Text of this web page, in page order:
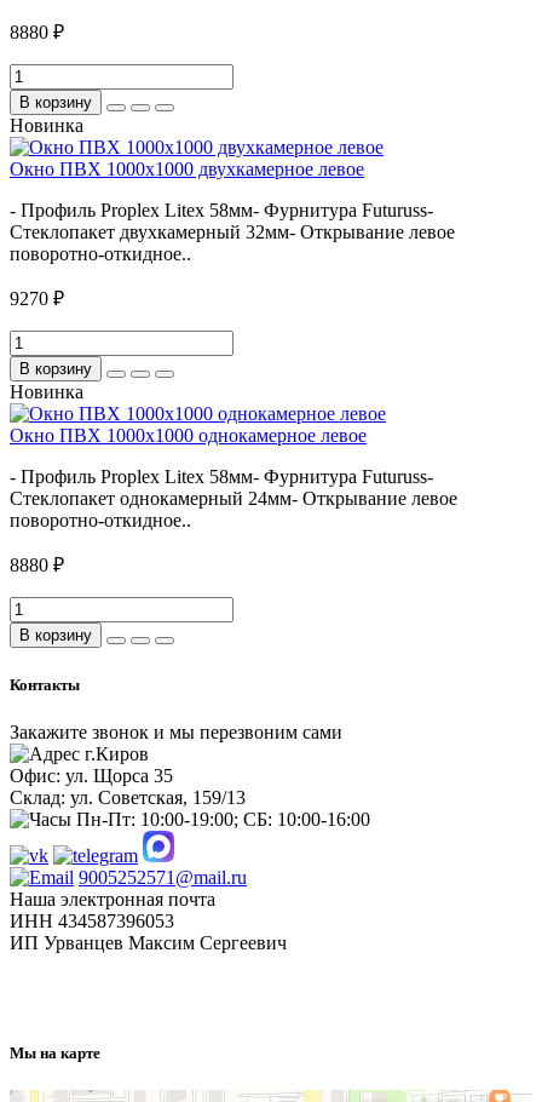
8880 ₽
В корзину
Новинка
Окно ПВХ 1000х1000 двухкамерное левое
- Профиль Proplex Litex 58мм- Фурнитура Futuruss-
Стеклопакет двухкамерный 32мм- Открывание левое
поворотно-откидное..
9270 ₽
В корзину
Новинка
Окно ПВХ 1000х1000 однокамерное левое
- Профиль Proplex Litex 58мм- Фурнитура Futuruss-
Стеклопакет однокамерный 24мм- Открывание левое
поворотно-откидное..
8880 ₽
В корзину
Контакты
Закажите звонок и мы перезвоним сами
г.Киров
Офис: ул. Щорса 35
Склад: ул. Советская, 159/13
Пн-Пт: 10:00-19:00; СБ: 10:00-16:00
9005252571@mail.ru
Наша электронная почта
ИНН 434587396053
ИП Урванцев Максим Сергеевич
Мы на карте